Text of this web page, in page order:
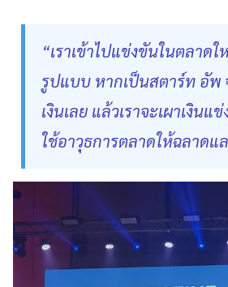
“เราเข้าไปแข่งขันในตลาด
รูปแบบ หากเป็นสตาร์ท อัพ
เงินเลย แล้วเราจะเผาเงินแ
ใช้อาวุธการตลาดให้ฉลาดแ